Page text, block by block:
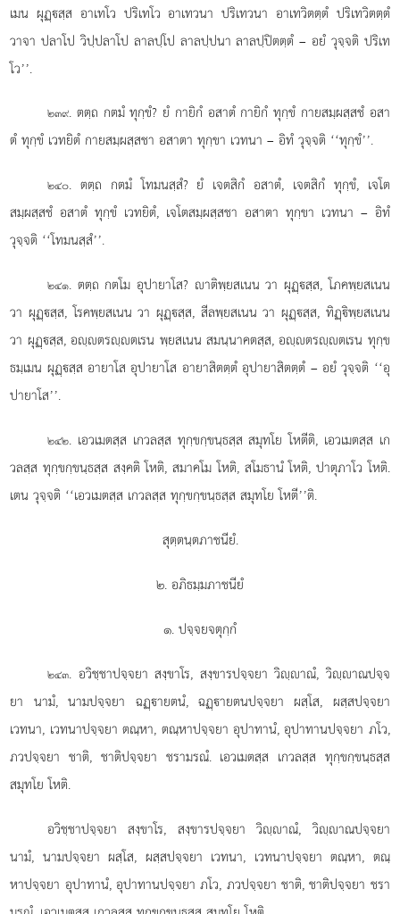
เมน ผุฏฺสฺส อาเทโว ปริเทโวอาเทวนา ปริเทวนา อาเทวิตตฺตํ ปริเทวิตตฺตํ
วาจา ปลาโป วิปฺปลาโป ลาลปฺโป ลาลปฺปนา ลาลปฺปิตตฺตํ – อยํ วุจฺจติ ปริเท
โว’’.
๒๓๙. ตตฺถ กตมํ ทุกฺขํ? ยํ กายิกํ อสาตํ กายิกํ ทุกฺขํ กายสมฺผสฺสชํ อสา
ตํ ทุกฺขํ เวทยิตํ กายสมฺผสฺสชา อสาตา ทุกฺขา เวทนา – อิทํ วุจฺจติ ‘‘ทุกฺขํ’’.
๒๔๐. ตตฺถ กตมํ โทมนสฺสํ? ยํ เจตสิกํ อสาตํ, เจตสิกํ ทุกฺขํ, เจโต
สมฺผสฺสชํ อสาตํ ทุกฺขํ เวทยิตํ, เจโตสมฺผสฺสชา อสาตา ทุกฺขา เวทนา – อิทํ
วุจฺจติ ‘‘โทมนสฺสํ’’.
๒๔๑. ตตฺถ กตโม อุปายาโส? าติพฺยสเนน วา ผุฏฺสฺส, โภคพฺยสเนน
วา ผุฏฺสฺส, โรคพฺยสเนน วา ผุฏฺสฺส, สีลพฺยสเนน วา ผุฏฺสฺส, ทิฏฺิพฺยสเนน
วา ผุฏฺสฺส, อฺตรฺตเรน พฺยสเนน สมนฺนาคตสฺส, อฺตรฺตเรน ทุกฺข
ธมฺเมน ผุฏฺสฺส อายาโส อุปายาโส อายาสิตตฺตํ อุปายาสิตตฺตํ – อยํ วุจฺจติ ‘‘อุ
ปายาโส’’.
๒๔๒. เอวเมตสฺส เกวลสฺส ทุกฺขกฺขนฺธสฺส สมุทโย โหตีติ, เอวเมตสฺส เก
วลสฺส ทุกฺขกฺขนฺธสฺส สงฺคติ โหติ, สมาคโม โหติ, สโมธานํ โหติ, ปาตุภาโว โหติ.
เตน วุจฺจติ ‘‘เอวเมตสฺส เกวลสฺส ทุกฺขกฺขนฺธสฺส สมุทโย โหตี’’ติ.
สุตฺตนฺตภาชนียํ.
๒. อภิธมฺมภาชนียํ
๑. ปจฺจยจตุกฺกํ
๒๔๓. อวิชฺชาปจฺจยาสงฺขาโร, สงฺขารปจฺจยา วิฺาณํ, วิฺาณปจฺจ
ยา นามํ, นามปจฺจยา ฉฏฺายตนํ, ฉฏฺายตนปจฺจยา ผสฺโส, ผสฺสปจฺจยา
เวทนา, เวทนาปจฺจยา ตณฺหา, ตณฺหาปจฺจยา อุปาทานํ, อุปาทานปจฺจยา ภโว,
ภวปจฺจยา ชาติ, ชาติปจฺจยา ชรามรณํ. เอวเมตสฺส เกวลสฺส ทุกฺขกฺขนฺธสฺส
สมุทโย โหติ.
อวิชฺชาปจฺจยา สงฺขาโร, สงฺขารปจฺจยา วิฺาณํ, วิฺาณปจฺจยา
นามํ, นามปจฺจยา ผสฺโส, ผสฺสปจฺจยา เวทนา, เวทนาปจฺจยา ตณฺหา, ตณฺ
หาปจฺจยา อุปาทานํ, อุปาทานปจฺจยาภโว, ภวปจฺจยา ชาติ, ชาติปจฺจยา ชรา